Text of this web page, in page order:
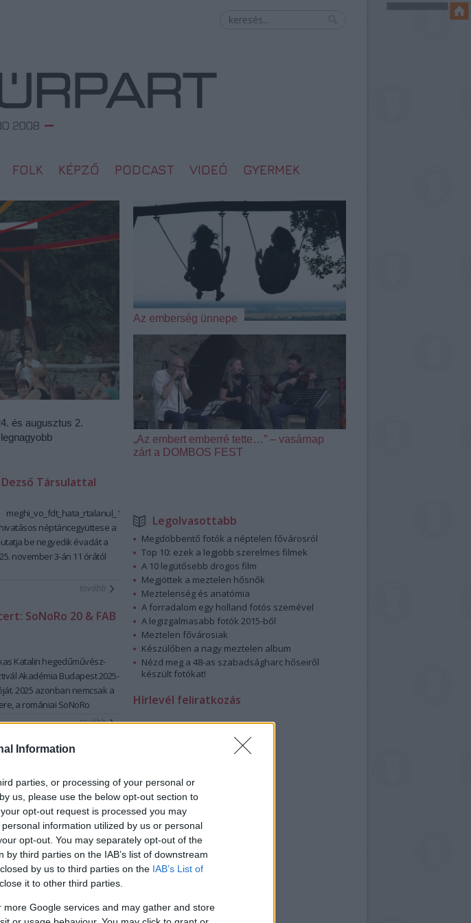
Information
parties, or processing of your personal or
us, please use the below opt-out section to
opt-out request is processed you may
information utilized by us or personal
opt-out. You may separately opt-out of the
third parties on the IAB’s list of downstream
by us to third parties on the IAB’s List of
it to other third parties.
Google services and may gather and store
FOLK KÉPZŐ PODCAST VIDEÓ GYERMEK
és augusztus 2.
Az emberség ünnepe
„Az embert emberré tette…” – vasárnap
zárt a DOMBOS FEST
Társulattal
meghi_vo_fdt_hata_rtalanul_1.jpg
néptáncegyüttese a
be negyedik évadáta
november 3-án 11 órától
fotóin keresztül
is láthatnak pár izgalmas
a társulat tagjai
színesítik az eseményt.
kiállítás mottója is
Előhangcímű verséből
minden korosztályt
7 új előadást mutattak be,
fókuszban. ABernarda
születik újjá, aTaven
ésTántorgók – a hazát
is a társulat legnépszerűbb
a tehetséggondozás , három
tovább
SoNoRo 20 & FAB
Katalin hegedűművész-
Akadémia Budapest 2025-
2025 azonban nemcsak a
a romániai SoNoRo
a Razvan Popovicitovább
népi fúvós
is foglalkozik.
és ötletes
jelentenek kapcsolódási
életútja fontos és
be -- a teljesség igénye
tovább
a Depeche Mode
Legolvasottabb
Megdöbbentő fotók a néptelen fővárosról
Top 10: ezek a legjobb szerelmes filmek
A 10 legütősebb drogos film
Megjöttek a meztelen hősnők
Meztelenség és anatómia
A forradalom egy holland fotós szemével
A legizgalmasabb fotók 2015-ből
Meztelen fővárosiak
Készülőben a nagy meztelen album
Nézd meg a 48-as szabadságharc hőseiről
készült fotókat!
Hírlevél feliratkozás